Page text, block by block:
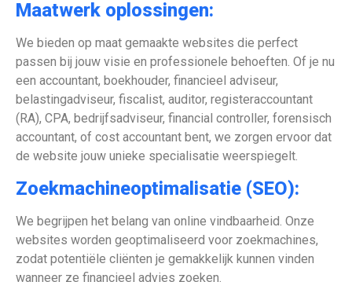
Maatwerk oplossingen:
We bieden op maat gemaakte websites die perfect
passen bij jouw visie en professionele behoeften. Of je nu
een accountant, boekhouder, financieel adviseur,
belastingadviseur, fiscalist, auditor, registeraccountant
(RA), CPA, bedrijfsadviseur, financial controller, forensisch
accountant, of cost accountant bent, we zorgen ervoor dat
de website jouw unieke specialisatie weerspiegelt.
Zoekmachineoptimalisatie (SEO):
We begrijpen het belang van online vindbaarheid. Onze
websites worden geoptimaliseerd voor zoekmachines,
zodat potentiële cliënten je gemakkelijk kunnen vinden
wanneer ze financieel advies zoeken.